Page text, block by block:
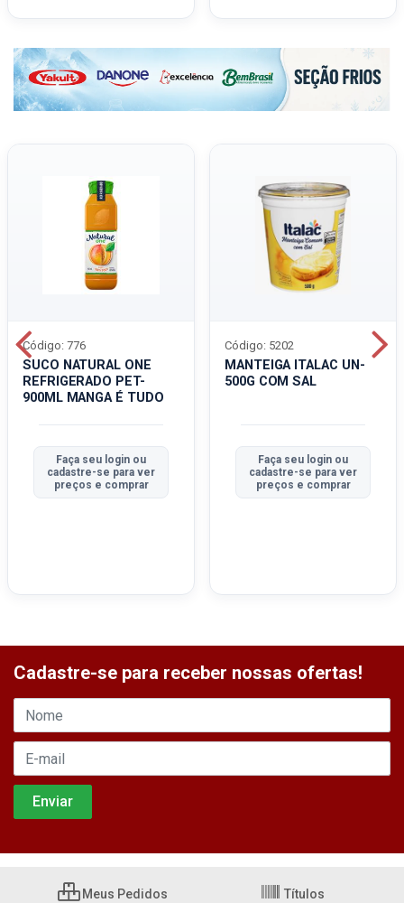
SUCO NATURAL ONE
REFRIGERADO PET-
900ML MANGA É TUDO
Código: 776
Faça seu login ou
cadastre-se para ver
preços e comprar
MANTEIGA ITALAC UN-
500G COM SAL
Código: 5202
Faça seu login ou
cadastre-se para ver
preços e comprar
Cadastre-se para receber nossas ofertas!
Meus Pedidos Títulos